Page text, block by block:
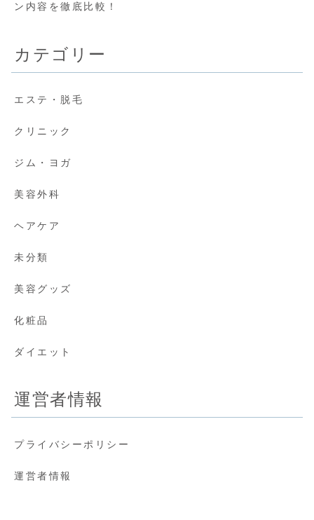
ン内容を徹底比較！
カテゴリー
エステ・脱毛
クリニック
ジム・ヨガ
美容外科
ヘアケア
未分類
美容グッズ
化粧品
ダイエット
運営者情報
プライバシーポリシー
運営者情報